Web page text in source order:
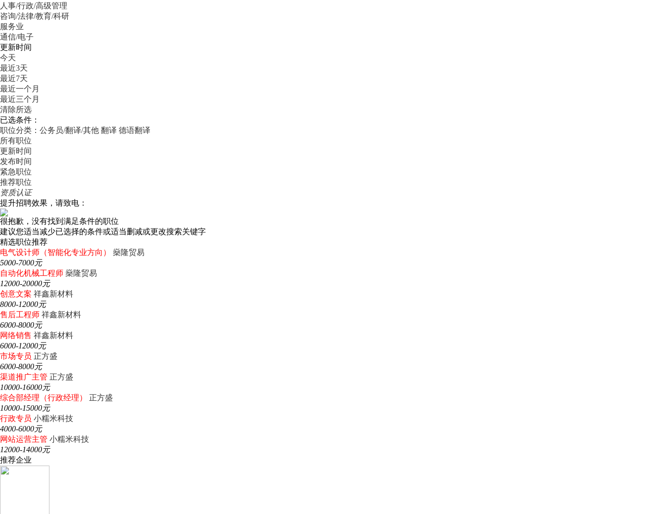
人事/行政/高级管理
咨询/法律/教育/科研
服务业
通信/电子
更新时间
今天
最近3天
最近7天
最近一个月
最近三个月
清除所选
已选条件：
职位分类：公务员/翻译/其他 翻译 德语翻译
所有职位
更新时间
发布时间
紧急职位
推荐职位
资质认证
提升招聘效果，请致电：
很抱歉，没有找到满足条件的职位
建议您适当减少已选择的条件或适当删减或更改搜索关键字
精选职位推荐
电气设计师（智能化专业方向）
燊隆贸易
5000-7000元
自动化机械工程师 燊隆贸易
12000-20000元
创意文案 祥鑫新材料
8000-12000元
售后工程师 祥鑫新材料
6000-8000元
网络销售 祥鑫新材料
6000-12000元
市场专员 正方盛
6000-8000元
渠道推广主管 正方盛
10000-16000元
综合部经理（行政经理）
正方盛
10000-15000元
行政专员 小糯米科技
4000-6000元
网站运营主管 小糯米科技
12000-14000元
推荐企业